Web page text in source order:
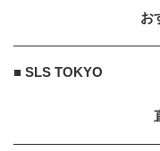
お
■ SLS TOKYO